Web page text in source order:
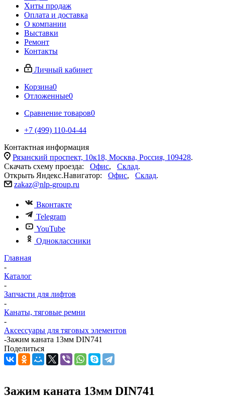
Хиты продаж
Оплата и доставка
О компании
Выставки
Ремонт
Контакты
Личный кабинет
Корзина0
Отложенные0
Сравнение товаров0
+7 (499) 110-04-44
Контактная информация
Рязанский проспект, 10к18, Москва, Россия, 109428.
Скачать схему проезда: Офис, Склад.
Открыть Яндекс.Навигатор: Офис, Склад.
zakaz@nlp-group.ru
Вконтакте
Telegram
YouTube
Одноклассники
Главная
-
Каталог
-
Запчасти для лифтов
-
Канаты, тяговые ремни
-
Аксессуары для тяговых элементов
-Зажим каната 13мм DIN741
Поделиться
Зажим каната 13мм DIN741